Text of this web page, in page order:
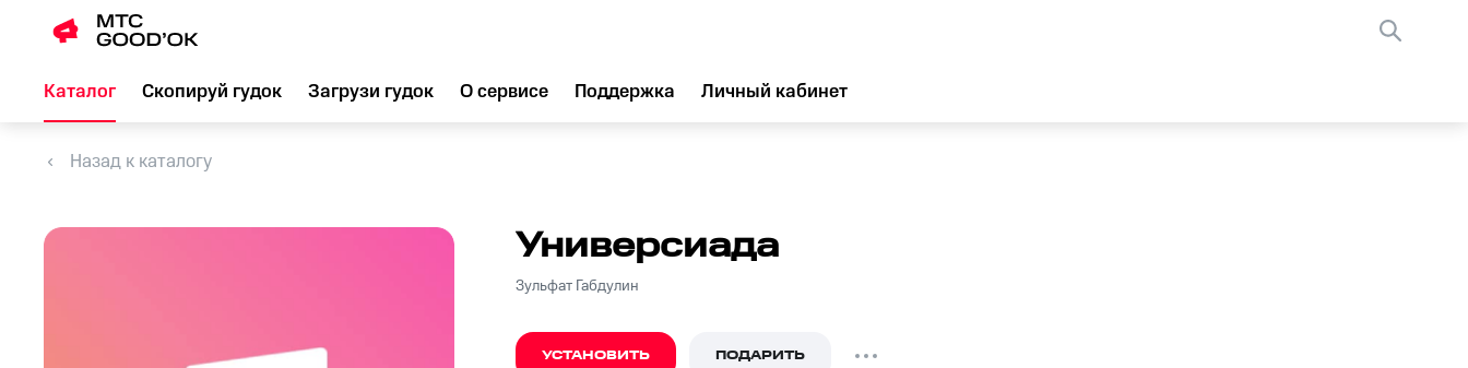
Каталог Скопируй гудок Загрузи гудок О сервисе Поддержка Личный кабинет
Назад к каталогу
Универсиада
Зульфат Габдулин
УСТАНОВИТЬ ПОДАРИТЬ